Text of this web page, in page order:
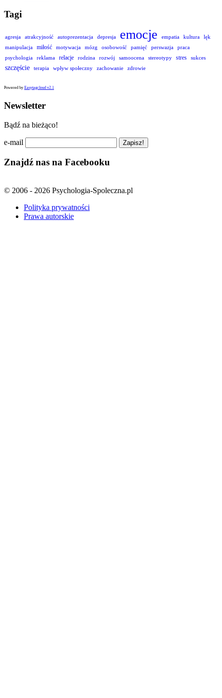
Tagi
agresja atrakcyjność autoprezentacja depresja emocje empatia kultura
lęk
manipulacja
miłość motywacja mózg osobowość pamięć perswazja
praca
psychologia
reklama relacje rodzina rozwój samoocena stereotypy stres sukces
szczęście terapia wpływ społeczny zachowanie zdrowie
Powered by Easytagcloud v2.1
Newsletter
Bądź na bieżąco!
e-mail
Znajdź nas na Facebooku
© 2006 - 2026 Psychologia-Spoleczna.pl
Polityka prywatności
Prawa autorskie